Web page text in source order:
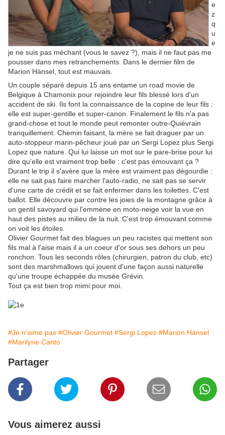
e
z
q
u
e
je ne suis pas méchant (vous le savez ?), mais il ne faut pas me
pousser dans mes retranchements. Dans le dernier film de
Marion Hänsel, tout est mauvais.
Un couple séparé depuis 15 ans entame un road movie de
Belgique à Chamonix pour rejoindre leur fils blessé lors d'un
accident de ski. Ils font la connaissance de la copine de leur fils :
elle est super-gentille et super-canon. Finalement le fils n'a pas
grand-chose et tout le monde peut remonter outre-Quiévrain
tranquillement. Chemin faisant, la mère se fait draguer par un
auto-stoppeur marin-pêcheur joué par un Sergi Lopez plus Sergi
Lopez que nature. Qui lui laisse un mot sur le pare-brise pour lui
dire qu'elle est vraiment trop belle : c'est pas émouvant ça ?
Durant le trip il s'avère que la mère est vraiment pas dégourdie :
elle ne sait pas faire marcher l'auto-radio, ne sait pas se servir
d'une carte de crédit et se fait enfermer dans les toilettes. C'est
ballot. Elle découvre par contre les joies de la montagne grâce à
un gentil savoyard qui l'emmène en moto-neige voir la vue en
haut des pistes au milieu de la nuit. C'est trop émouvant comme
on voit les étoiles.
Olivier Gourmet fait des blagues un peu racistes qui mettent son
fils mal à l'aise mais il a un coeur d'or sous ses dehors un peu
ronchon. Tous les seconds rôles (chirurgien, patron du club, etc)
sont des marshmallows qui jouent d'une façon aussi naturelle
qu'une troupe échappée du musée Grévin.
Tout ça est bien trop mimi pour moi.
#Je n'aime pas #Olivier Gourmet #Sergi Lopez #Marion Hänsel
#Marilyne Canto
Partager
Vous aimerez aussi